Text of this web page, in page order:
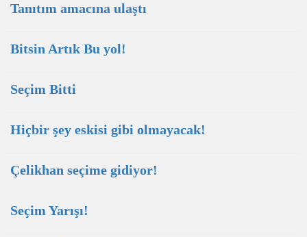
Tanıtım amacına ulaştı
Bitsin Artık Bu yol!
Seçim Bitti
Hiçbir şey eskisi gibi olmayacak!
Çelikhan seçime gidiyor!
Seçim Yarışı!